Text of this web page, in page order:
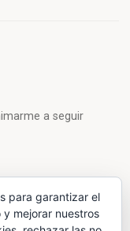
a seguir
para garantizar el
mejorar nuestros